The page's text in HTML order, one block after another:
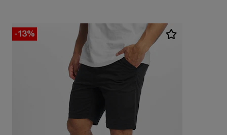
-13%